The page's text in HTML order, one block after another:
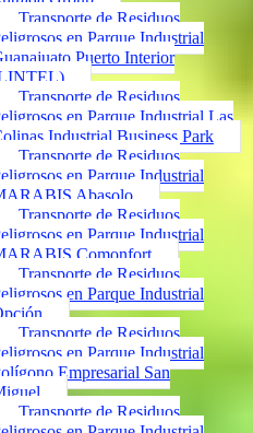
Transporte de Residuos
en Parque Industrial
Puerto Interior
Transporte de Residuos
en Parque Industrial Las
Industrial Business Park
Transporte de Residuos
en Parque Industrial
Abasolo
Transporte de Residuos
en Parque Industrial
Comonfort
Transporte de Residuos
en Parque Industrial
Transporte de Residuos
en Parque Industrial
Empresarial San
Transporte de Residuos